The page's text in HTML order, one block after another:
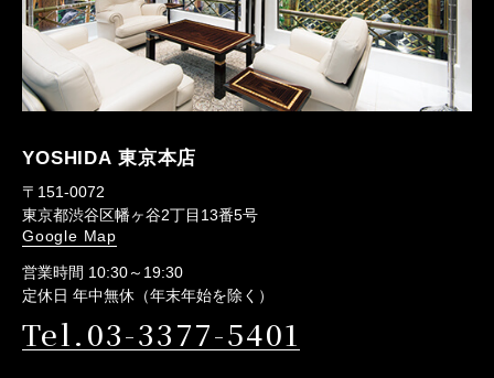
YOSHIDA 東京本店
〒151-0072
東京都渋谷区幡ヶ谷2丁目13番5号
Google Map
営業時間 10:30～19:30
定休日 年中無休（年末年始を除く）
Tel.03-3377-5401